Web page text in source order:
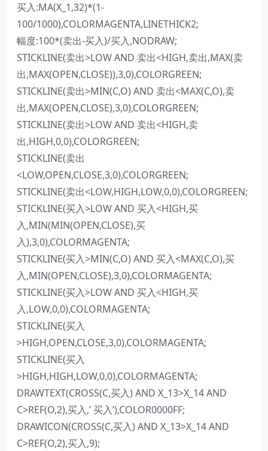
买入:MA(X_1,32)*(1-
100/1000),COLORMAGENTA,LINETHICK2;
幅度:100*(卖出-买入)/买入,NODRAW;
STICKLINE(卖出>LOW AND 卖出<HIGH,卖出,MAX(卖
出,MAX(OPEN,CLOSE)),3,0),COLORGREEN;
STICKLINE(卖出>MIN(C,O) AND 卖出<MAX(C,O),卖
出,MAX(OPEN,CLOSE),3,0),COLORGREEN;
STICKLINE(卖出>LOW AND 卖出<HIGH,卖
出,HIGH,0,0),COLORGREEN;
STICKLINE(卖出
<LOW,OPEN,CLOSE,3,0),COLORGREEN;
STICKLINE(卖出<LOW,HIGH,LOW,0,0),COLORGREEN;
STICKLINE(买入>LOW AND 买入<HIGH,买
入,MIN(MIN(OPEN,CLOSE),买
入),3,0),COLORMAGENTA;
STICKLINE(买入>MIN(C,O) AND 买入<MAX(C,O),买
入,MIN(OPEN,CLOSE),3,0),COLORMAGENTA;
STICKLINE(买入>LOW AND 买入<HIGH,买
入,LOW,0,0),COLORMAGENTA;
STICKLINE(买入
>HIGH,OPEN,CLOSE,3,0),COLORMAGENTA;
STICKLINE(买入
>HIGH,HIGH,LOW,0,0),COLORMAGENTA;
DRAWTEXT(CROSS(C,买入) AND X_13>X_14 AND
C>REF(O,2),买入,’ 买入’),COLOR0000FF;
DRAWICON(CROSS(C,买入) AND X_13>X_14 AND
C>REF(O,2),买入,9);